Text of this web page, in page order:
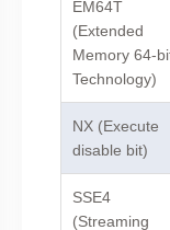
EM64T
(Extended
Memory 64-
Technology)
NX (Execute
disable bit)
SSE4
(Streaming